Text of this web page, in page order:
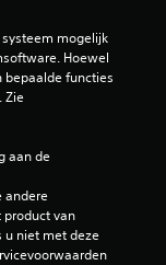
mogelijk
Hoewel
bepaalde functies
Zie
aan de
andere
van
u niet met deze